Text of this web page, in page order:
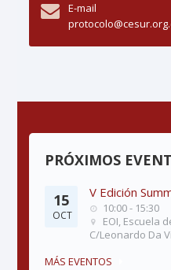
E-mail
PRÓXIMOS
15
OCT
V Edición
10:00 - 15:30
EOI, Escuela
C/Leonardo Da
MÁS EVENTOS